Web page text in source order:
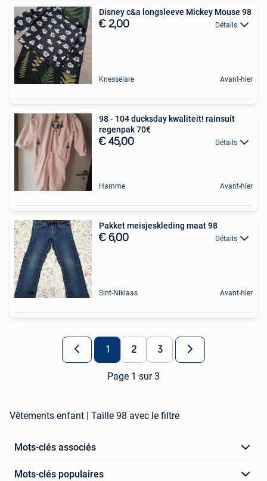
Disney c&a longsleeve Mickey Mouse 98
€ 2,00 Détails
Knesselare Avant-hier
98 - 104 ducksday kwaliteit! rainsuit
regenpak 70€
€ 45,00 Détails
Hamme Avant-hier
Pakket meisjeskleding maat 98
€ 6,00 Détails
Sint-Niklaas Avant-hier
1 2 3
Page 1 sur 3
Vêtements enfant | Taille 98 avec le filtre
Mots-clés associés
Mots-clés populaires